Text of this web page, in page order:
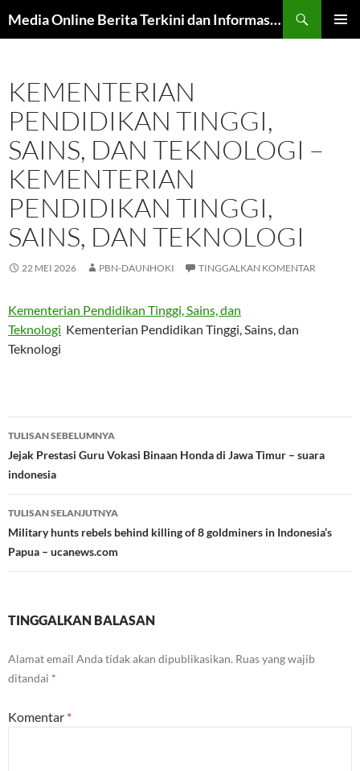
ke
Media Online Berita Terkini dan Informasi Harian
KEMENTERIAN
PENDIDIKAN TINGGI,
SAINS, DAN TEKNOLOGI –
KEMENTERIAN
PENDIDIKAN TINGGI,
SAINS, DAN TEKNOLOGI
22 MEI 2026 PBN-DAUNHOKI TINGGALKAN KOMENTAR
Kementerian Pendidikan Tinggi, Sains, dan
Teknologi Kementerian Pendidikan Tinggi, Sains, dan
Teknologi
Navigasi
Tulisan
TULISAN SEBELUMNYA
Jejak Prestasi Guru Vokasi Binaan Honda di Jawa Timur – suara
indonesia
TULISAN SELANJUTNYA
Military hunts rebels behind killing of 8 goldminers in Indonesia’s
Papua – ucanews.com
TINGGALKAN BALASAN
Alamat email Anda tidak akan dipublikasikan. Ruas yang wajib
ditandai *
Komentar *